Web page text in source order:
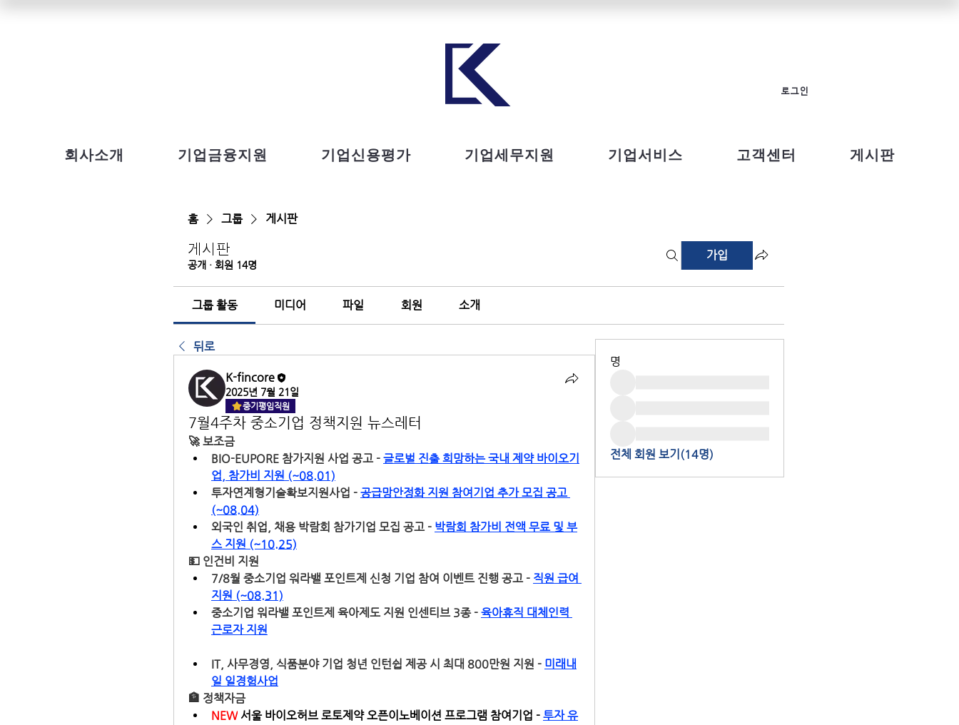
로그인
회사소개 기업금융지원 기업신용평가 기업세무지원 기업서비스 고객센터 게시판
홈 그룹 게시판
게시판
공개 · 회원 14명
가입
그룹 활동 미디어 파일 회원 소개
뒤로
K-fincore
2025년 7월 21일
중기평임직원
7월4주차 중소기업 정책지원 뉴스레터
🚀 보조금
BIO-EUPORE 참가지원 사업 공고 - 글로벌 진출 희망하는 국내 제약 바이오기
업, 참가비 지원 (~08.01)
투자연계형기술확보지원사업 - 공급망안정화 지원 참여기업 추가 모집 공고
(~08.04)
외국인 취업, 채용 박람회 참가기업 모집 공고 - 박람회 참가비 전액 무료 및 부
스 지원 (~10.25)
💵 인건비 지원
7/8월 중소기업 워라밸 포인트제 신청 기업 참여 이벤트 진행 공고 - 직원 급여
지원 (~08.31)
중소기업 워라밸 포인트제 육아제도 지원 인센티브 3종 - 육아휴직 대체인력
근로자 지원
IT, 사무경영, 식품분야 기업 청년 인턴쉽 제공 시 최대 800만원 지원 - 미래내
일 일경험사업
🏦 정책자금
NEW 서울 바이오허브 로토제약 오픈이노베이션 프로그램 참여기업 - 투자 유
명
전체 회원 보기(14명)